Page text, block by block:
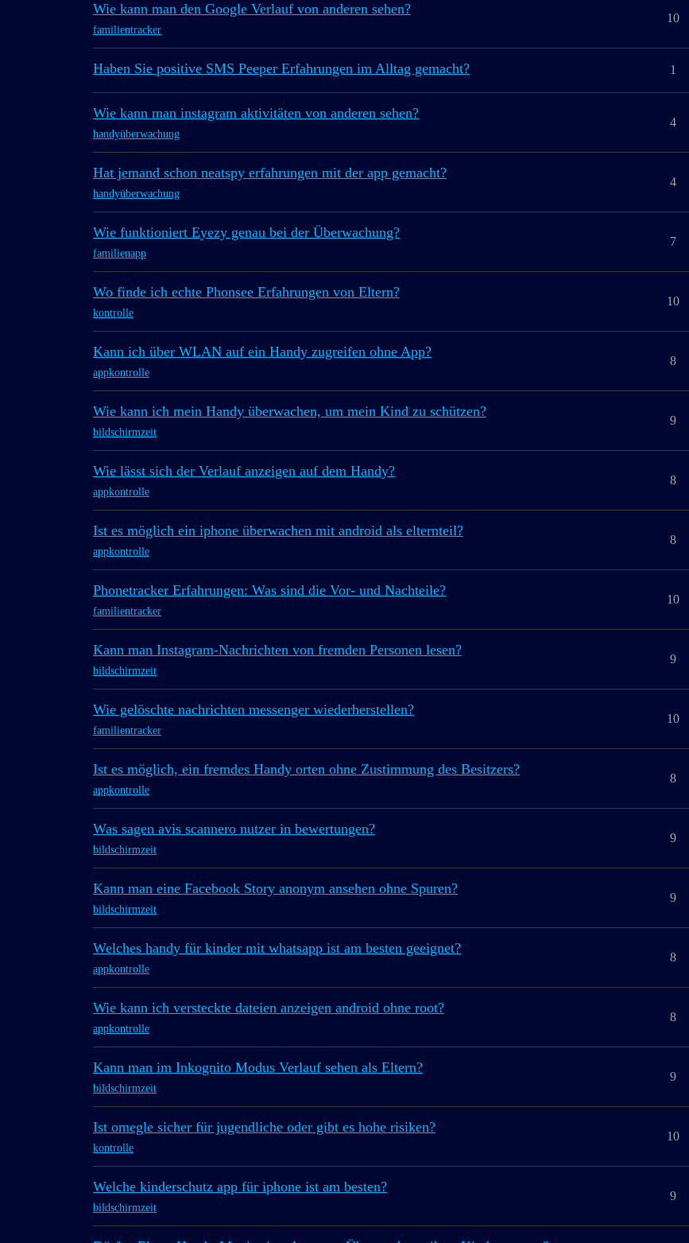
Wie kann man den Google Verlauf von anderen sehen?
familientracker
10
Haben Sie positive SMS Peeper Erfahrungen im Alltag gemacht? 1
Wie kann man instagram aktivitäten von anderen sehen?
handyüberwachung
4
Hat jemand schon neatspy erfahrungen mit der app gemacht?
handyüberwachung
4
Wie funktioniert Eyezy genau bei der Überwachung?
familienapp
7
Wo finde ich echte Phonsee Erfahrungen von Eltern?
kontrolle
10
Kann ich über WLAN auf ein Handy zugreifen ohne App?
appkontrolle
8
Wie kann ich mein Handy überwachen, um mein Kind zu schützen?
bildschirmzeit
9
Wie lässt sich der Verlauf anzeigen auf dem Handy?
appkontrolle
8
Ist es möglich ein iphone überwachen mit android als elternteil?
appkontrolle
8
Phonetracker Erfahrungen: Was sind die Vor- und Nachteile?
familientracker
10
Kann man Instagram-Nachrichten von fremden Personen lesen?
bildschirmzeit
9
Wie gelöschte nachrichten messenger wiederherstellen?
familientracker
10
Ist es möglich, ein fremdes Handy orten ohne Zustimmung des Besitzers?
appkontrolle
8
Was sagen avis scannero nutzer in bewertungen?
bildschirmzeit
9
Kann man eine Facebook Story anonym ansehen ohne Spuren?
bildschirmzeit
9
Welches handy für kinder mit whatsapp ist am besten geeignet?
appkontrolle
8
Wie kann ich versteckte dateien anzeigen android ohne root?
appkontrolle
8
Kann man im Inkognito Modus Verlauf sehen als Eltern?
bildschirmzeit
9
Ist omegle sicher für jugendliche oder gibt es hohe risiken?
kontrolle
10
Welche kinderschutz app für iphone ist am besten?
bildschirmzeit
9